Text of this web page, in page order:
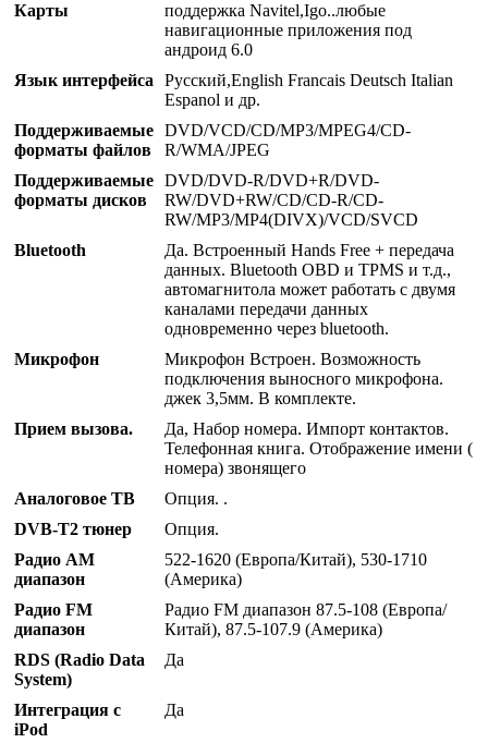
Карты
поддержка Navitel,Igo..любые
навигационные приложения под
андроид 6.0
Язык интерфейса
Русский,English Francais Deutsch Italian
Espanol и др.
Поддерживаемые
форматы файлов
DVD/VCD/CD/MP3/MPEG4/CD-
R/WMA/JPEG
Поддерживаемые
форматы дисков
DVD/DVD-R/DVD+R/DVD-
RW/DVD+RW/CD/CD-R/CD-
RW/MP3/MP4(DIVX)/VCD/SVCD
Bluetooth
Да. Встроенный Hands Free + передача
данных. Bluetooth OBD и TPMS и т.д.,
автомагнитола может работать с двумя
каналами передачи данных
одновременно через bluetooth.
Микрофон
Микрофон Встроен. Возможность
подключения выносного микрофона.
джек 3,5мм. В комплекте.
Прием вызова.
Да, Набор номера. Импорт контактов.
Телефонная книга. Отображение имени (
номера) звонящего
Аналоговое ТВ
Опция. .
DVB-T2 тюнер
Опция.
Радио AM
диапазон
522-1620 (Европа/Китай), 530-1710
(Америка)
Радио FM
диапазон
Радио FM диапазон 87.5-108 (Европа/
Китай), 87.5-107.9 (Америка)
RDS (Radio Data
System)
Да
Интеграция с
iPod
Да